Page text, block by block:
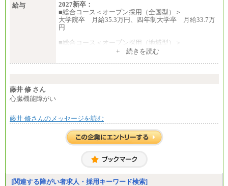
給与
2027新卒：
■総合コース＜オープン採用（全国型）＞
大学院卒 月給35.3万円、四年制大学卒 月給33.7万
円
■総合コース＜オープン採用（地域型）＞
大学院卒 月給33.3万円、四年制大学卒 月給31.7万
※上記全てのコースにおいて、退職金前払給：一律3.
※試用期間中も給与に変更はございません
■総合コース＜オープン採用（全国型）＞
大学院卒 月給35.3万円、四年制大学卒 月給33.7万
円
+ 続きを読む
藤井 修 さん
心臓機能障がい
藤井 修さんのメッセージを読む
[関連する障がい者求人・採用キーワード検索]